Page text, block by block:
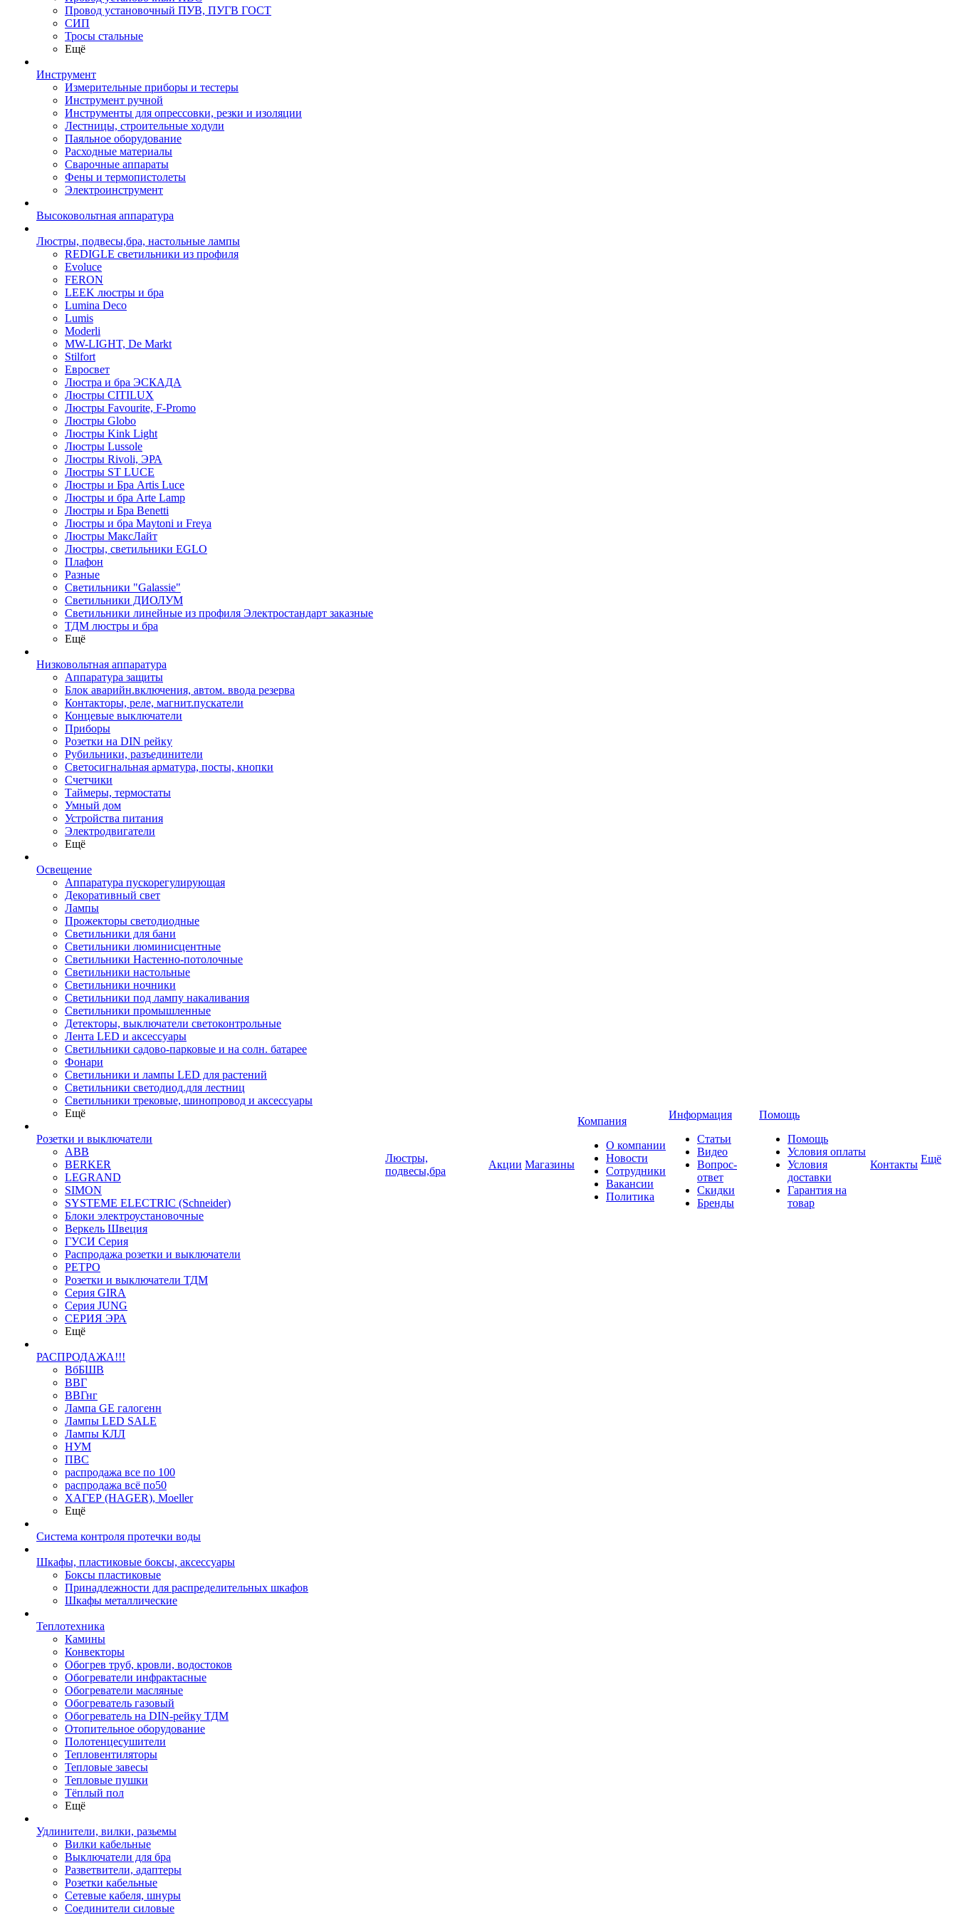
Провод установочный ПУВ, ПУГВ ГОСТ
СИП
Тросы стальные
Ещё
Инструмент
Измерительные приборы и тестеры
Инструмент ручной
Инструменты для опрессовки, резки и изоляции
Лестницы, строительные ходули
Паяльное оборудование
Расходные материалы
Сварочные аппараты
Фены и термопистолеты
Электроинструмент
Высоковольтная аппаратура
Люстры, подвесы,бра, настольные лампы
REDIGLE светильники из профиля
Evoluce
FERON
LEEK люстры и бра
Lumina Deco
Lumis
Moderli
MW-LIGHT, De Markt
Stilfort
Евросвет
Люстра и бра ЭСКАДА
Люстры CITILUX
Люстры Favourite, F-Promo
Люстры Globo
Люстры Kink Light
Люстры Lussole
Люстры Rivoli, ЭРА
Люстры ST LUCE
Люстры и Бра Artis Luce
Люстры и бра Arte Lamp
Люстры и Бра Benetti
Люстры и бра Maytoni и Freya
Люстры МаксЛайт
Люстры, светильники EGLO
Плафон
Разные
Светильники "Galassie"
Светильники ДИОЛУМ
Светильники линейные из профиля Электростандарт заказные
ТДМ люстры и бра
Ещё
Низковольтная аппаратура
Аппаратура защиты
Блок аварийн.включения, автом. ввода резерва
Контакторы, реле, магнит.пускатели
Концевые выключатели
Приборы
Розетки на DIN рейку
Рубильники, разъединители
Светосигнальная арматура, посты, кнопки
Счетчики
Таймеры, термостаты
Умный дом
Устройства питания
Электродвигатели
Ещё
Освещение
Аппаратура пускорегулирующая
Декоративный свет
Лампы
Прожекторы светодиодные
Светильники для бани
Светильники люминисцентные
Светильники Настенно-потолочные
Светильники настольные
Светильники ночники
Светильники под лампу накаливания
Светильники промышленные
Детекторы, выключатели светоконтрольные
Лента LED и аксессуары
Светильники садово-парковые и на солн. батарее
Фонари
Светильники и лампы LED для растений
Светильники светодиод.для лестниц
Светильники трековые, шинопровод и аксессуары
Ещё
Розетки и выключатели
ABB
BERKER
LEGRAND
SIMON
SYSTEME ELECTRIC (Schneider)
Блоки электроустановочные
Веркель Швеция
ГУСИ Серия
Распродажа розетки и выключатели
РЕТРО
Розетки и выключатели ТДМ
Серия GIRA
Серия JUNG
СЕРИЯ ЭРА
Ещё
РАСПРОДАЖА!!!
ВбБШВ
ВВГ
ВВГнг
Лампа GE галогенн
Лампы LED SALE
Лампы КЛЛ
НУМ
ПВС
распродажа все по 100
распродажа всё по50
ХАГЕР (HAGER), Moeller
Ещё
Система контроля протечки воды
Шкафы, пластиковые боксы, аксессуары
Боксы пластиковые
Принадлежности для распределительных шкафов
Шкафы металлические
Теплотехника
Камины
Конвекторы
Обогрев труб, кровли, водостоков
Обогреватели инфрактасные
Обогреватели масляные
Обогреватель газовый
Обогреватель на DIN-рейку ТДМ
Отопительное оборудование
Полотенцесушители
Тепловентиляторы
Тепловые завесы
Тепловые пушки
Тёплый пол
Ещё
Удлинители, вилки, разьемы
Вилки кабельные
Выключатели для бра
Разветвители, адаптеры
Розетки кабельные
Сетевые кабеля, шнуры
Соединители силовые
Люстры,
подвесы,бра
Акции Магазины
Компания
О компании
Новости
Сотрудники
Вакансии
Политика
Информация
Статьи
Видео
Вопрос-
ответ
Скидки
Бренды
Помощь
Помощь
Условия оплаты
Условия
доставки
Гарантия на
товар
Контакты Ещё